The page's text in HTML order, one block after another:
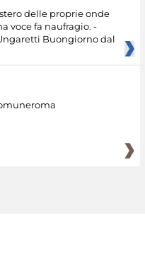
delle proprie onde
voce fa naufragio. -
Buongiorno dal